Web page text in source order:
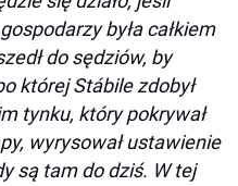
była całkiem
do sędziów, by
której Stábile zdobył
tynku, który pokrywał
wyrysował ustawienie
są tam do dziś. W tej